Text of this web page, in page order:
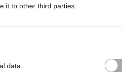
it to other third parties.
data.
2004/ EUROKINISSI